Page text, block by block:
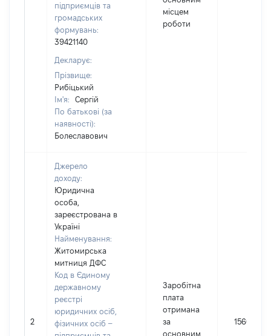
підприємців та
громадських
формувань:
39421140
Декларує:
Прізвище:
Рибіцький
Ім'я:
Сергій
По батькові (за
наявності):
Болеславович
місцем
роботи
2
Джерело
доходу:
Юридична
особа,
зареєстрована в
Україні
Найменування:
Житомирська
митниця ДФС
Код в Єдиному
державному
реєстрі
юридичних осіб,
фізичних осіб –
Заробітна
плата
отримана
за
основним
156055